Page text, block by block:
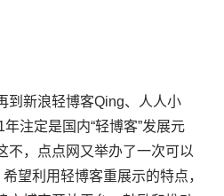
到新浪轻博客Qing、人人小
注定是国内“轻博客”发展元
不，点点网又举办了一次可以
望利用轻博客重展示的特点，